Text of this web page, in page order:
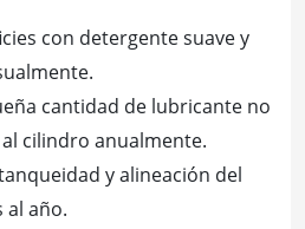
con detergente suave y
cantidad de lubricante no
cilindro anualmente.
y alineación del
al año.